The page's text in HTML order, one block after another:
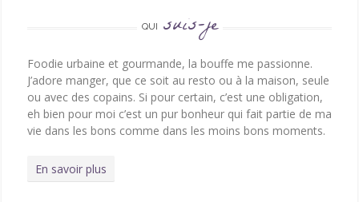
QUI suis-je
Foodie urbaine et gourmande, la bouffe me passionne.
J’adore manger, que ce soit au resto ou à la maison, seule
ou avec des copains. Si pour certain, c’est une obligation,
eh bien pour moi c’est un pur bonheur qui fait partie de ma
vie dans les bons comme dans les moins bons moments.
En savoir plus